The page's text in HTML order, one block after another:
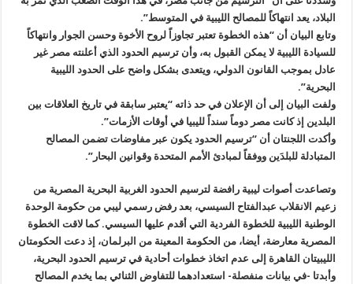
البلاد، يعد انتهاكاً للمصالح الليبية في المتوسط”.
وتابع البيان أن “هذه الخطوة تعتبر تجاوزاً لروح الأخوة وحسن الجوار وانتهاكاً
للسيادة الليبية لا يمكن القبول به، وأن ترسيم الحدود الذي أعلنته مصر غير
عادل بموجب القانون الدولي، ويتعدى بشكل واضح على الحدود الليبية
البحرية”.
ولفت البيان إلى أن الإعلان في حد ذاته “يعتبر سابقة في تاريخ العلاقات بين
البلدين إذ كانت مصر دوماً سنداً لليبيا في أوقات الأزمات”.
وأكدت اللجنتان أن “ترسيم الحدود يكون عبر مفاوضات تضمن المصالح
المتبادلة للبلدَين ووفقاً لمبادئ الأمم المتحدة وقوانين البحار”.
وتصاعدت أصوات ليبية رافضة لترسيم الحدود الغربية البحرية المصرية من
زعيم الانقلاب عبدالفتاح السيسي، بعد رفض رسمي ليبي من حكومة الوحدة
الوطنية الليبية للخطوة الفردية التي أقدم عليها السيسي. كما لاقت الخطوة
المصرية معارضة، أيضا، من الحكومة المعينة من البرلمان، إذ دعت الحكومتان
الليبيتان القاهرة إلى عدم اتخاذ خطوات أحادية في ترسيم الحدود البحرية،
وأبدتا -في بيانات منفصلة- استعدادهما للتفاوض الثنائي بما يخدم المصالح